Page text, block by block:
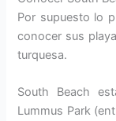
Por supuesto lo
conocer sus
turquesa.
South Beach
Lummus Park